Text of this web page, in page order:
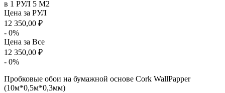
в 1 РУЛ 5 М2
Цена за РУЛ
12 350,00 ₽
- 0%
Цена за Все
12 350,00 ₽
- 0%
Пробковые обои на бумажной основе Cork WallPapper
(10м*0,5м*0,3мм)